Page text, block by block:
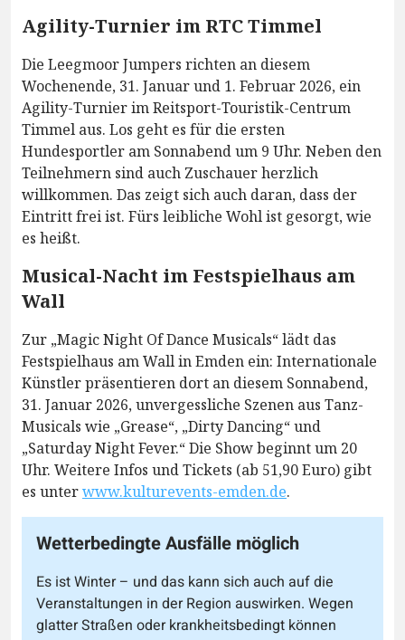
Agility-Turnier im RTC Timmel
Die Leegmoor Jumpers richten an diesem
Wochenende, 31. Januar und 1. Februar 2026, ein
Agility-Turnier im Reitsport-Touristik-Centrum
Timmel aus. Los geht es für die ersten
Hundesportler am Sonnabend um 9 Uhr. Neben den
Teilnehmern sind auch Zuschauer herzlich
willkommen. Das zeigt sich auch daran, dass der
Eintritt frei ist. Fürs leibliche Wohl ist gesorgt, wie
es heißt.
Musical-Nacht im Festspielhaus am
Wall
Zur „Magic Night Of Dance Musicals“ lädt das
Festspielhaus am Wall in Emden ein: Internationale
Künstler präsentieren dort an diesem Sonnabend,
31. Januar 2026, unvergessliche Szenen aus Tanz-
Musicals wie „Grease“, „Dirty Dancing“ und
„Saturday Night Fever.“ Die Show beginnt um 20
Uhr. Weitere Infos und Tickets (ab 51,90 Euro) gibt
es unterwww.kulturevents-emden.de.
Wetterbedingte Ausfälle möglich
Es ist Winter – und das kann sich auch auf die
Veranstaltungen in der Region auswirken. Wegen
glatter Straßen oder krankheitsbedingt können